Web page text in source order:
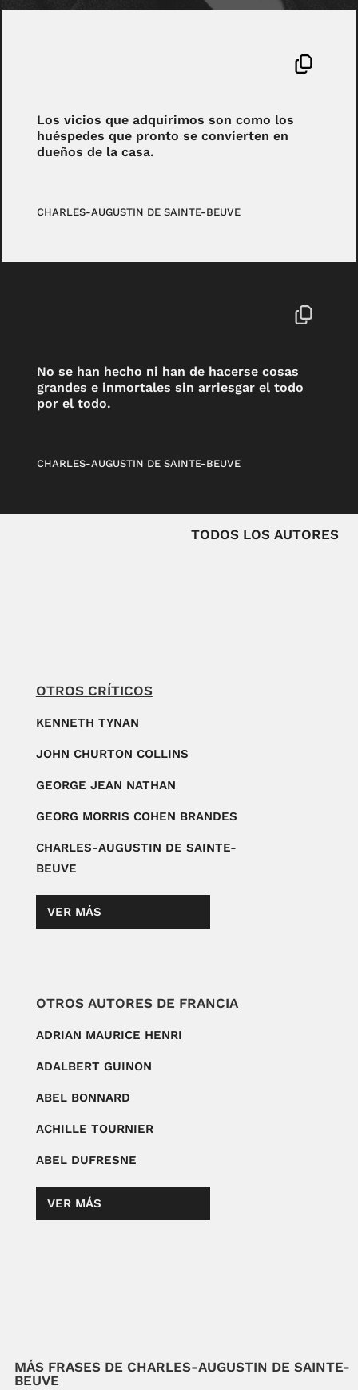
Los vicios que adquirimos son como los
huéspedes que pronto se convierten en
dueños de la casa.
CHARLES-AUGUSTIN DE SAINTE-BEUVE
No se han hecho ni han de hacerse cosas
grandes e inmortales sin arriesgar el todo
por el todo.
CHARLES-AUGUSTIN DE SAINTE-BEUVE
TODOS LOS AUTORES
OTROS CRÍTICOS
KENNETH TYNAN
JOHN CHURTON COLLINS
GEORGE JEAN NATHAN
GEORG MORRIS COHEN BRANDES
CHARLES-AUGUSTIN DE SAINTE-
BEUVE
VER MÁS
OTROS AUTORES DE FRANCIA
ADRIAN MAURICE HENRI
ADALBERT GUINON
ABEL BONNARD
ACHILLE TOURNIER
ABEL DUFRESNE
VER MÁS
MÁS FRASES DE CHARLES-AUGUSTIN DE SAINTE-
BEUVE